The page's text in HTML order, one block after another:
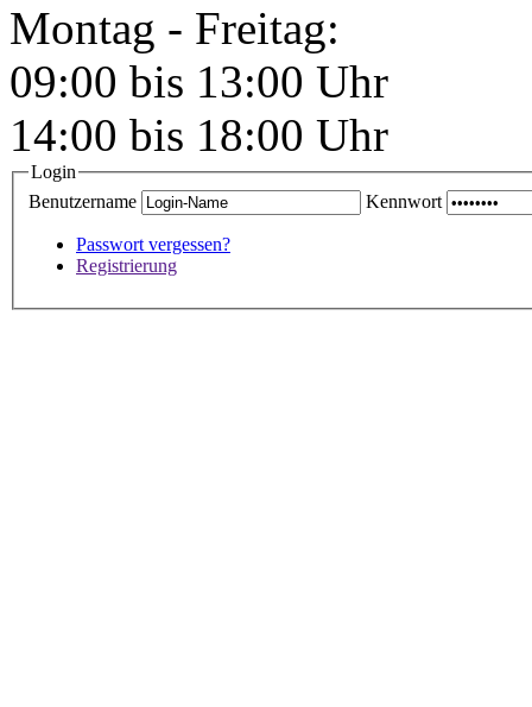
Montag - Freitag:
09:00 bis 13:00 Uhr
14:00 bis 18:00 Uhr
Login
Benutzername
Kennwort
Passwort vergessen?
Registrierung